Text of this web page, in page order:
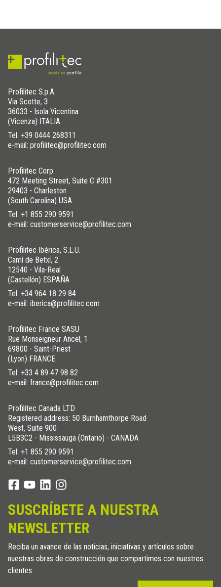
Profilitec S.p.A.
Via Scotte, 3
36033 - Isola Vicentina
(Vicenza) ITALIA
Tel: +39 0444 268311
e-mail: profilitec@profilitec.com
Profilitec Corp.
472 Meeting Street, Suite C #301
29403 - Charleston
(South Carolina) USA
Tel: +1 855 290 9591
e-mail: customerservice@profilitec.com
Profilitec Ibérica, S.L.U.
Camí de Betxí, 2
12540 - Vila-Real
(Castellón) ESPAÑA
Tel: +34 964 18 29 84
e-mail: iberica@profilitec.com
Profilitec France SASU
Rue Monseigneur Ancel, 1
69800 - Saint-Priest
(Lyon) FRANCE
Tel: +33 4 89 47 98 82
e-mail: france@profilitec.com
Profilitec Canada LTD
Registered address: 50 Burnhamthorpe Road
West, Suite 900
L5B3C2 - Mississauga (Ontario) - CANADA
Tel: +1 855 290 9591
e-mail: customerservice@profilitec.com
SUSCRÍBETE A NUESTRA
NEWSLETTER
Reciba un avance de las noticias, iniciativas y artículos sobre
nuestras obras de construcción que compartimos con nuestros
clientes.